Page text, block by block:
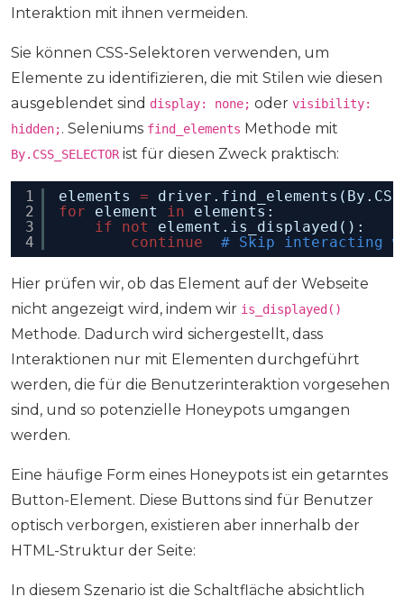
Interaktion mit ihnen vermeiden.
Sie können CSS-Selektoren verwenden, um
Elemente zu identifizieren, die mit Stilen wie diesen
ausgeblendet sind display: none; oder visibility:
hidden;. Seleniums find_elements Methode mit
By.CSS_SELECTORist für diesen Zweck praktisch:
1
2
3
4
elements =
for
element in
elements:
if
not
element.is_displayed():
continue
# Skip interacting
Hier prüfen wir, ob das Element auf der Webseite
nicht angezeigt wird, indem wir is_displayed()
Methode. Dadurch wird sichergestellt, dass
Interaktionen nur mit Elementen durchgeführt
werden, die für die Benutzerinteraktion vorgesehen
sind, und so potenzielle Honeypots umgangen
werden.
Eine häufige Form eines Honeypots ist ein getarntes
Button-Element. Diese Buttons sind für Benutzer
optisch verborgen, existieren aber innerhalb der
HTML-Struktur der Seite:
In diesem Szenario ist die Schaltfläche absichtlich